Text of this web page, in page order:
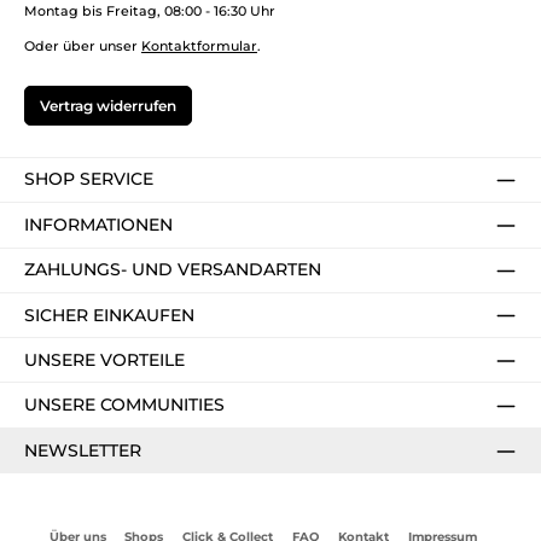
Montag bis Freitag, 08:00 - 16:30 Uhr
Oder über unser Kontaktformular.
Vertrag widerrufen
SHOP SERVICE
INFORMATIONEN
ZAHLUNGS- UND VERSANDARTEN
SICHER EINKAUFEN
UNSERE VORTEILE
UNSERE COMMUNITIES
NEWSLETTER
Über uns Shops Click & Collect FAQ Kontakt Impressum